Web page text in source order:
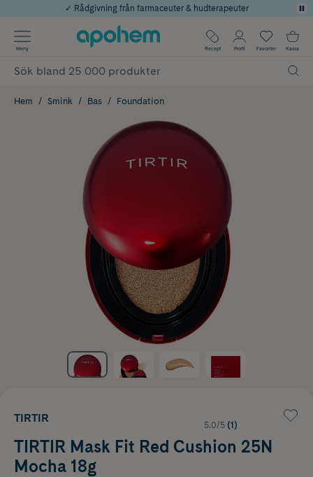
Årets Butik 2025 inom Skönhet
Använd kod: SOMMAR20 för 20% över 649kr
✓ Rådgivning från farmaceuter & hudterapeuter
✓ Poäng på alla köp*
Meny Recept Profil Favoriter Kassa
Hem Smink Bas Foundation
TIRTIR
5.0/5 (1)
TIRTIR Mask Fit Red Cushion 25N
Mocha 18g